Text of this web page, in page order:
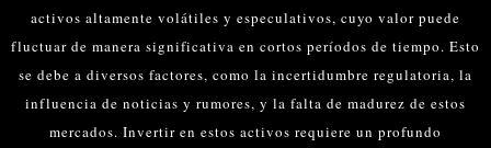
activos altamente volátiles y especulativos, cuyo valor puede
fluctuar de manera significativa en cortos períodos de tiempo. Esto
se debe a diversos factores, como la incertidumbre regulatoria, la
influencia de noticias y rumores, y la falta de madurez de estos
mercados. Invertir en estos activos requiere un profundo